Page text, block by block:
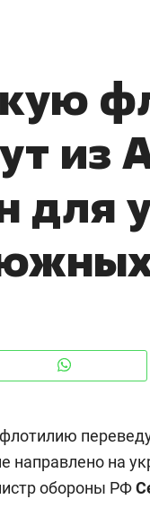
из
для
направлено на
обороны РФ
бизнес может
минимум
выйти на зарубежные
Оман?